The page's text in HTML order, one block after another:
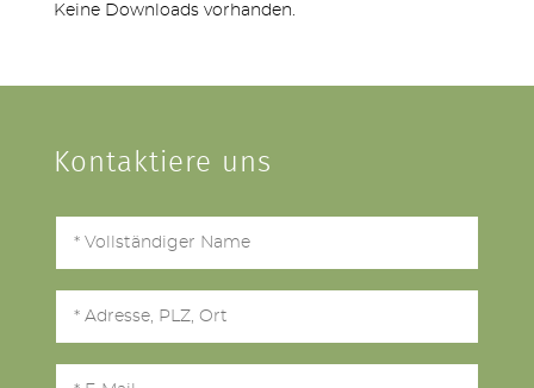
Keine Downloads vorhanden.
Kontaktiere uns